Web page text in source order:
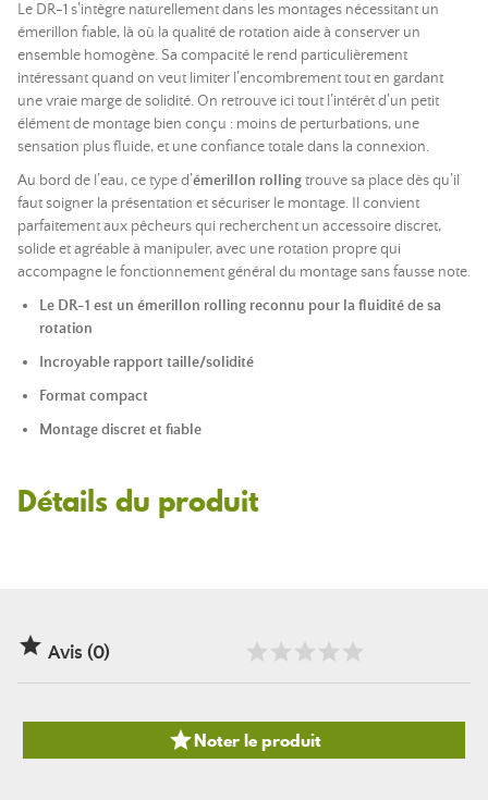
Le DR-1 s’intègre naturellement dans les montages nécessitant un
émerillon fiable, là où la qualité de rotation aide à conserver un
ensemble homogène. Sa compacité le rend particulièrement
intéressant quand on veut limiter l’encombrement tout en gardant
une vraie marge de solidité. On retrouve ici tout l’intérêt d’un petit
élément de montage bien conçu : moins de perturbations, une
sensation plus fluide, et une confiance totale dans la connexion.
Au bord de l’eau, ce type d’émerillon rollingtrouve sa place dès qu’il
faut soigner la présentation et sécuriser le montage. Il convient
parfaitement aux pêcheurs qui recherchent un accessoire discret,
solide et agréable à manipuler, avec une rotation propre qui
accompagne le fonctionnement général du montage sans fausse note.
Le DR-1 est un émerillon rolling reconnu pour la fluidité de sa
rotation
Incroyable rapport taille/solidité
Format compact
Montage discret et fiable
Détails du produit
 Avis (0)
Noter le produit